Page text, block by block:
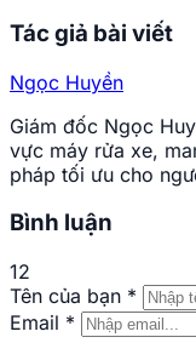
Tác giả bài viết
Ngọc Huyền
Giám đốc Ngọc
vực máy rửa xe,
pháp tối ưu cho
Bình luận
12
Tên của bạn *
Email *